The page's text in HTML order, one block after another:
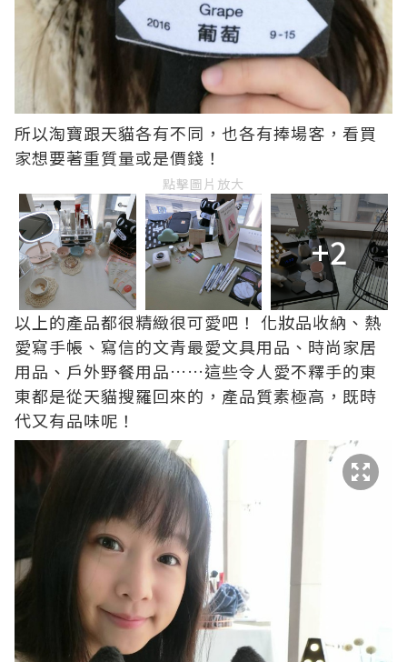
所以淘寶跟天貓各有不同，也各有捧場客，看買
家想要著重質量或是價錢！
點擊圖片放大
+2
以上的產品都很精緻很可愛吧！ 化妝品收納、熱
愛寫手帳、寫信的文青最愛文具用品、時尚家居
用品、戶外野餐用品……這些令人愛不釋手的東
東都是從天貓搜羅回來的，產品質素極高，既時
代又有品味呢！